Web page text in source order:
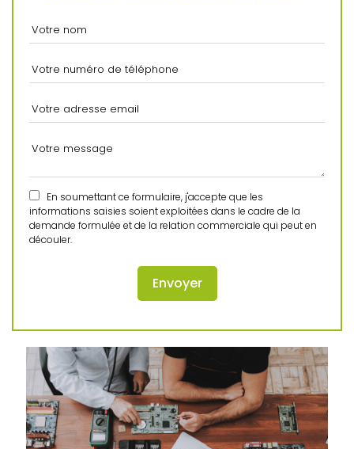
En soumettant ce formulaire, j'accepte que les
informations saisies soient exploitées dans le cadre de la
demande formulée et de la relation commerciale qui peut en
découler.